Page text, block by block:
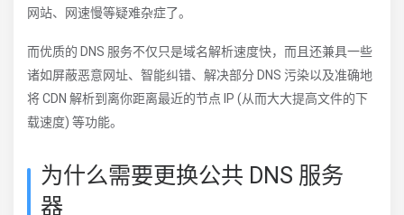
网站、网速慢等疑难杂症了。
而优质的 DNS 服务不仅只是域名解析速度快，而且还兼具一些
诸如屏蔽恶意网址、智能纠错、解决部分 DNS 污染以及准确地
将 CDN 解析到离你距离最近的节点 IP (从而大大提高文件的下
载速度) 等功能。
为什么需要更换公共 DNS 服务
器